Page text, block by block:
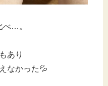
べ…。
あり
なかった💦